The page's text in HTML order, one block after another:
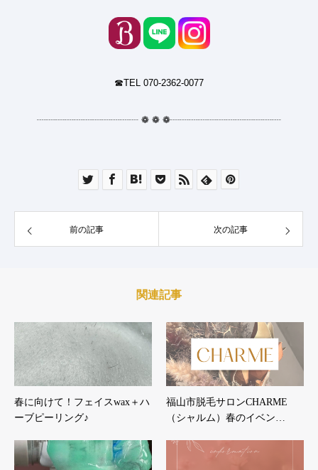
☎︎TEL 070-2362-0077
┈┈┈┈┈┈┈┈┈┈┈ ❁ ❁ ❁┈┈┈┈┈┈┈┈┈┈┈┈
前の記事 次の記事
関連記事
春に向けて！フェイスwax＋ハ
ーブピーリング♪
福山市脱毛サロンCHARME
（シャルム）春のイベン…